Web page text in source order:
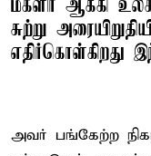
மகளிர் ஆக்கி
சுற்று
எதிர்கொள்கிறது
அவர் பங்கேற்ற